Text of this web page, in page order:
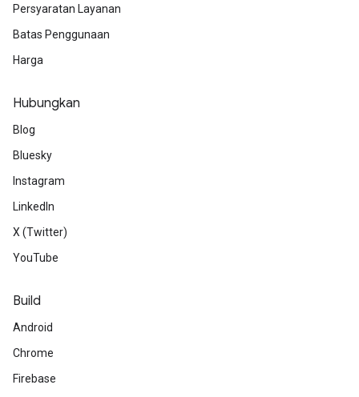
Persyaratan Layanan
Batas Penggunaan
Harga
Hubungkan
Blog
Bluesky
Instagram
LinkedIn
X (Twitter)
YouTube
Build
Android
Chrome
Firebase